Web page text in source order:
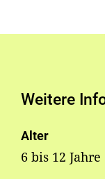
Weitere
Alter
6 bis 12 Jahre